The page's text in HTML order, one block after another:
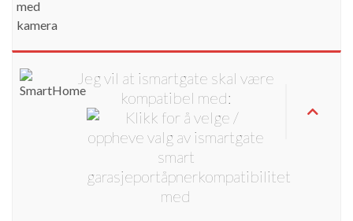
Jeg vil at ismartgate skal være
kompatibel med: